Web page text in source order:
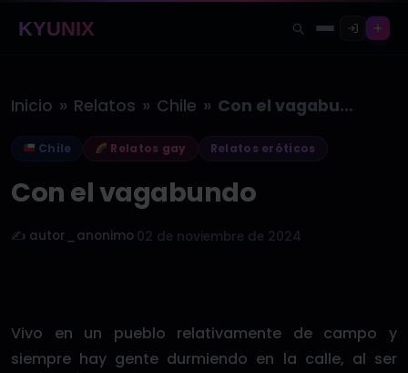
KYUNIX
Inicio » Relatos » Chile » Con el vagabundo
Chile Relatos gay Relatos eróticos
Con el vagabundo
✍️ autor_anonimo 02 de noviembre de 2024
Vivo en un pueblo relativamente de campo y
siempre hay gente durmiendo en la calle, al ser